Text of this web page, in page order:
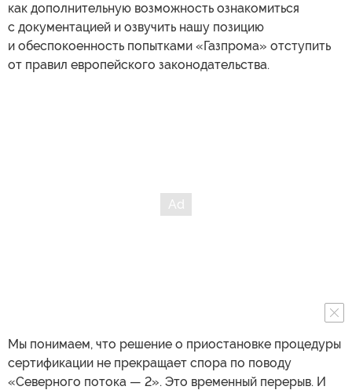
как дополнительную возможность ознакомиться
с документацией и озвучить нашу позицию
и обеспокоенность попытками «Газпрома» отступить
от правил европейского законодательства.
Мы понимаем, что решение о приостановке процедуры
сертификации не прекращает спора по поводу
«Северного потока — 2». Это временный перерыв. И